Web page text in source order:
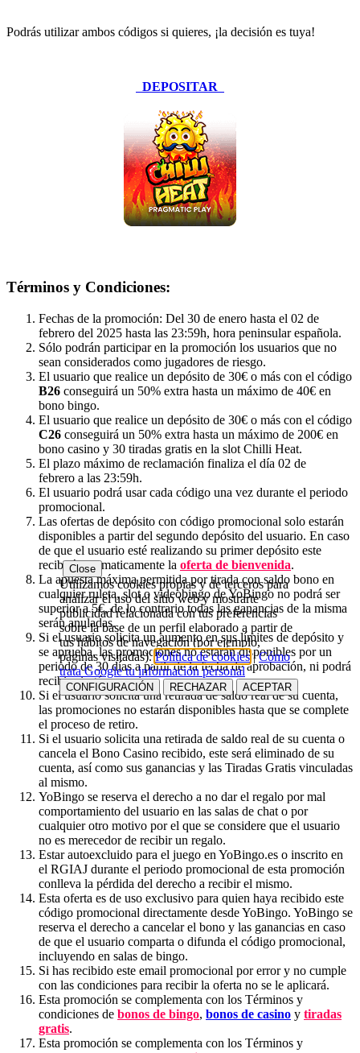
Podrás utilizar ambos códigos si quieres, ¡la decisión es tuya!
DEPOSITAR
Términos y Condiciones:
Fechas de la promoción: Del 30 de enero hasta el 02 de
febrero del 2025 hasta las 23:59h, hora peninsular española.
Sólo podrán participar en la promoción los usuarios que no
sean considerados como jugadores de riesgo.
El usuario que realice un depósito de 30€ o más con el código
B26 conseguirá un 50% extra hasta un máximo de 40€ en
bono bingo.
El usuario que realice un depósito de 30€ o más con el código
C26 conseguirá un 50% extra hasta un máximo de 200€ en
bono casino y 30 tiradas gratis en la slot Chilli Heat.
El plazo máximo de reclamación finaliza el día 02 de
febrero a las 23:59h.
El usuario podrá usar cada código una vez durante el periodo
promocional.
Las ofertas de depósito con código promocional solo estarán
disponibles a partir del segundo depósito del usuario. En caso
de que el usuario esté realizando su primer depósito este
recibirá automaticamente la oferta de bienvenida.
La apuesta máxima permitida por tirada con saldo bono en
cualquier ruleta, slot o videobingo de YoBingo no podrá ser
superior a 5€, de lo contrario todas las ganancias de la misma
serán anuladas.
Si el usuario solicita un aumento en sus límites de depósito y
se aprueba, las promociones no estarán disponibles por un
periodo de 30 días a partir de la fecha de aprobación, ni podrá
recibir ningún premio.
Si el usuario solicita una retirada de saldo real de su cuenta,
las promociones no estarán disponibles hasta que se complete
el proceso de retiro.
Si el usuario solicita una retirada de saldo real de su cuenta o
cancela el Bono Casino recibido, este será eliminado de su
cuenta, así como sus ganancias y las Tiradas Gratis vinculadas
al mismo.
YoBingo se reserva el derecho a no dar el regalo por mal
comportamiento del usuario en las salas de chat o por
cualquier otro motivo por el que se considere que el usuario
no es merecedor de recibir un regalo.
Estar autoexcluido para el juego en YoBingo.es o inscrito en
el RGIAJ durante el periodo promocional de esta promoción
conlleva la pérdida del derecho a recibir el mismo.
Esta oferta es de uso exclusivo para quien haya recibido este
código promocional directamente desde YoBingo. YoBingo se
reserva el derecho a cancelar el bono y las ganancias en caso
de que el usuario comparta o difunda el código promocional,
incluyendo en salas de bingo.
Si has recibido este email promocional por error y no cumple
con las condiciones para recibir la oferta no se le aplicará.
Esta promoción se complementa con los Términos y
condiciones de bonos de bingo, bonos de casino y tiradas
gratis.
Esta promoción se complementa con los Términos y
Close
Utilizamos cookies propias y de terceros para
analizar el uso del sitio web y mostrarte
publicidad relacionada con tus preferencias
sobre la base de un perfil elaborado a partir de
tus hábitos de navegación (por ejemplo,
páginas visitadas).Política de cookies|Cómo
trata Google tu información personal
CONFIGURACIÓN RECHAZAR ACEPTAR